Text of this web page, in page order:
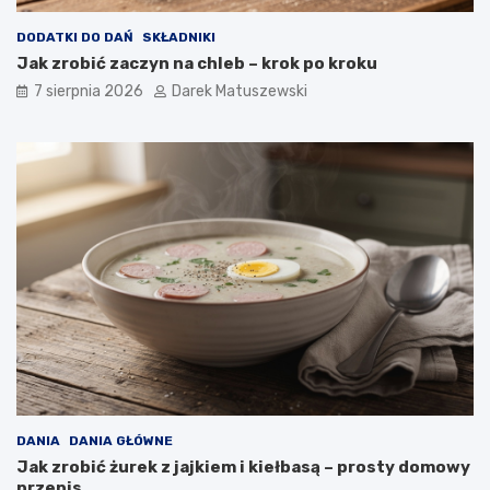
a
n
a
o
ś
ć
s
ż
o
n
y
c
h
p
o
t
r
DODATKI DO DAŃ SKŁADNIKI
Jak zrobić zaczyn na chleb – krok po kroku
7 sierpnia 2026 Darek Matuszewski
DANIA DANIA GŁÓWNE
Jak zrobić żurek z jajkiem i kiełbasą – prosty domowy